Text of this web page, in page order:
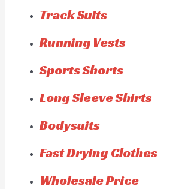
Track Suits
Running Vests
Sports Shorts
Long Sleeve Shirts
Bodysuits
Fast Drying Clothes
Wholesale Price